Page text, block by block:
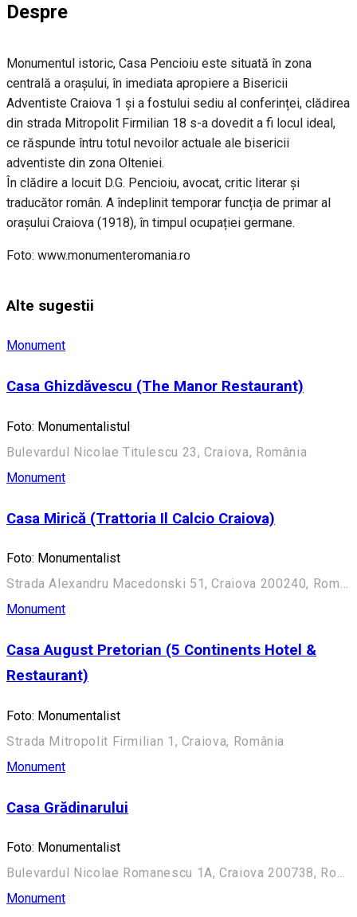
Despre
Monumentul istoric, Casa Pencioiu este situată în zona
centrală a orașului, în imediata apropiere a Bisericii
Adventiste Craiova 1 și a fostului sediu al conferinței, clădirea
din strada Mitropolit Firmilian 18 s-a dovedit a fi locul ideal,
ce răspunde întru totul nevoilor actuale ale bisericii
adventiste din zona Olteniei.
În clădire a locuit D.G. Pencioiu, avocat, critic literar și
traducător român. A îndeplinit temporar funcția de primar al
orașului Craiova (1918), în timpul ocupației germane.
Foto: www.monumenteromania.ro
Alte sugestii
Monument
Casa Ghizdăvescu (The Manor Restaurant)
Foto: Monumentalistul
Bulevardul Nicolae Titulescu 23, Craiova, România
Monument
Casa Mirică (Trattoria Il Calcio Craiova)
Foto: Monumentalist
Strada Alexandru Macedonski 51, Craiova 200240, România
Monument
Casa August Pretorian (5 Continents Hotel &
Restaurant)
Foto: Monumentalist
Strada Mitropolit Firmilian 1, Craiova, România
Monument
Casa Grădinarului
Foto: Monumentalist
Bulevardul Nicolae Romanescu 1A, Craiova 200738, România (Aleea Principală)
Monument